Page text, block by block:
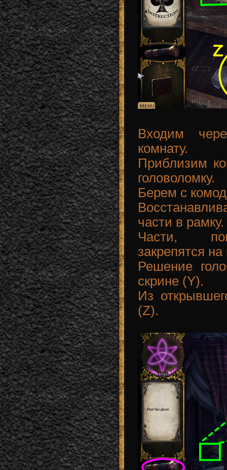
Входим
комнату.
Приблизим
головоломку.
Берем с
части в рамку.
Части,
закрепятся
Решение
скрине (Y).
Из
(Z).